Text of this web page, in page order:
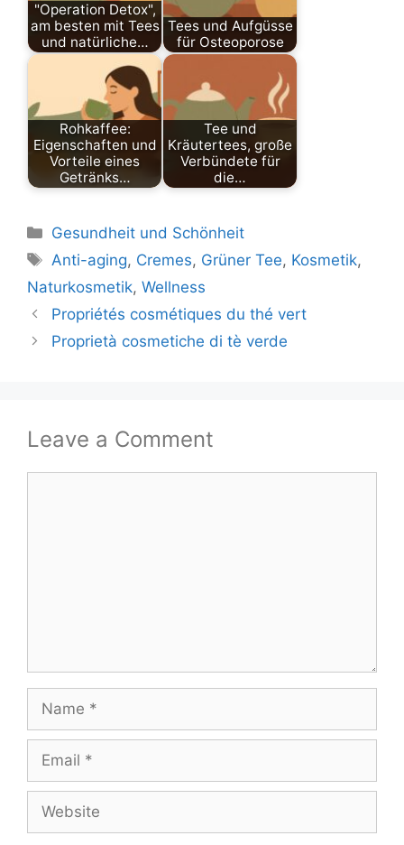
"Operation Detox",
am besten mit Tees
und natürliche…
Tees und Aufgüsse
für Osteoporose
Rohkaffee:
Eigenschaften und
Vorteile eines
Getränks…
Tee und
Kräutertees, große
Verbündete für
die…
Categories
Gesundheit und Schönheit
Tags
Anti-aging, Cremes, Grüner Tee, Kosmetik,
Naturkosmetik, Wellness
Propriétés cosmétiques du thé vert
Proprietà cosmetiche di tè verde
Leave a Comment
Name
Email
Website